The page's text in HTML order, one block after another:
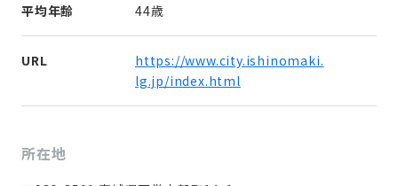
平均年齢 44歳
URL
https://www.city.ishinomaki.
lg.jp/index.html
所在地